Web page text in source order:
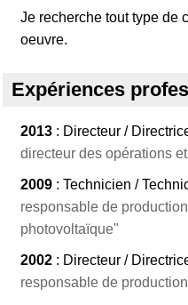
Je recherche tout type de
oeuvre.
Expériences
2013 : Directeur /
directeur des opérations
2009 : Technicien /
responsable de
photovoltaïque"
2002 : Directeur /
responsable de